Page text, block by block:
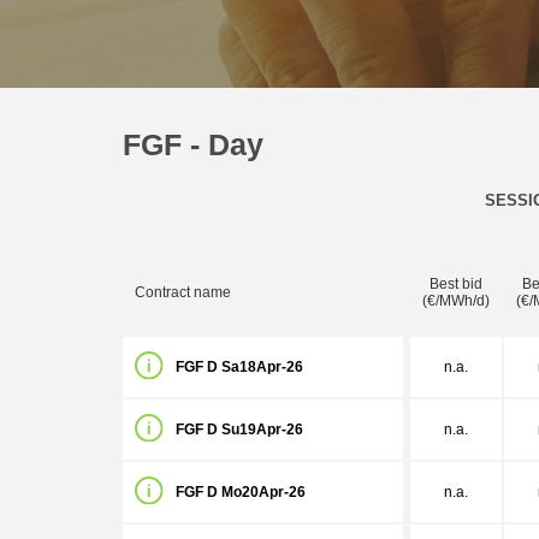
FGF - Day
Contract name
Best bid
(€/MWh/d)
(€/
FGF D Sa18Apr-26 n.a.
FGF D Su19Apr-26 n.a.
FGF D Mo20Apr-26 n.a.